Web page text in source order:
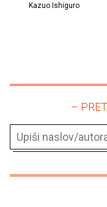
Kazuo Ishiguro
–